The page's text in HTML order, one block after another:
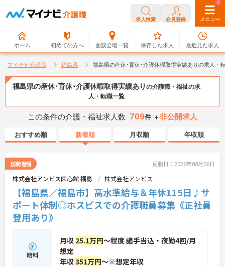
求人検索 会員登録 メニュー
ホーム 初めての方へ 面談会場一覧
0
保存した求人
0
最近見た求人
マイナビ介護職 福島県 福島県の産休･育休･介護休暇取得実績ありの求人・
福島県の産休･育休･介護休暇取得実績あり の介護職・福祉の求
人・転職一覧
この条件の介護・福祉求人数 709件 ＋非公開求人
おすすめ順 新着順 月収順 年収順
訪問看護 更新日：2026年08月06日
株式会社アンビス医心館 福島 株式会社アンビス
【福島県／福島市】高水準給与＆年休115日♪サ
ポート体制◎ホスピスでの介護職員募集《正社員
登用あり》
給料
月収 25.1万円～程度 諸手当込・夜勤4回/月
想定
年収351万円～※想定年収